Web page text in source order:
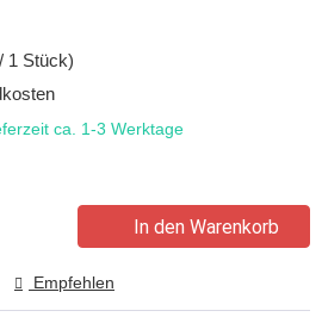
1 Stück)
ca. 1-3 Werktage
In den Warenkorb
Empfehlen